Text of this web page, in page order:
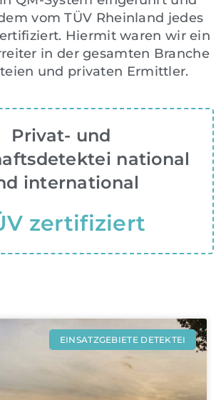
vom TÜV Rheinland jedes
Hiermit waren wir ein
in der gesamten Branche
und privaten Ermittler.
Privat- und
national
international
zertifiziert
EINSATZGEBIETE DETEKTEI